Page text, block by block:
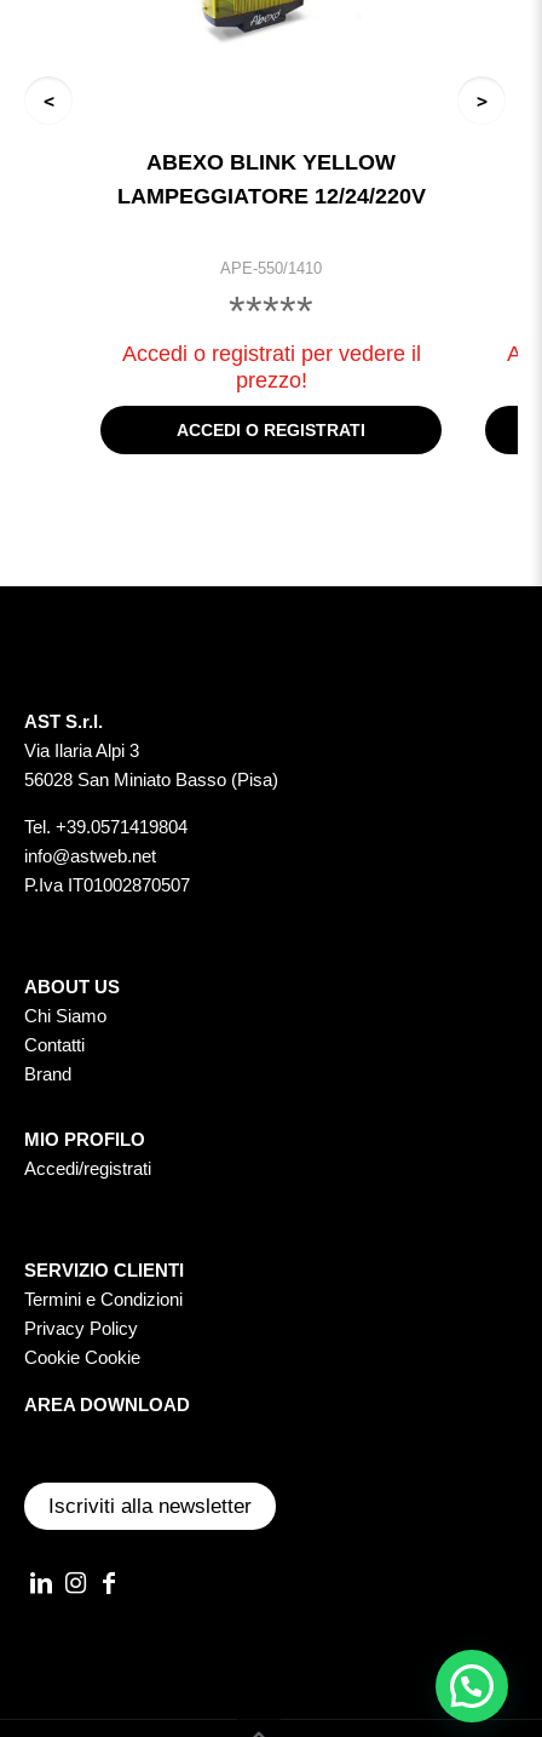
ABEXO BLINK YELLOW
LAMPEGGIATORE 12/24/220V
APE-550/1410
*****
Accedi o registrati per vedere il
prezzo!
ACCEDI O REGISTRATI
AST S.r.l.
Via Ilaria Alpi 3
56028 San Miniato Basso (Pisa)
Tel. +39.0571419804
info@astweb.net
P.Iva IT01002870507
ABOUT US
Chi Siamo
Contatti
Brand
MIO PROFILO
Accedi/registrati
SERVIZIO CLIENTI
Termini e Condizioni
Privacy Policy
Cookie Cookie
AREA DOWNLOAD
Iscriviti alla newsletter